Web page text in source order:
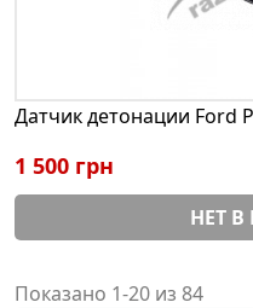
Датчик детонации Ford
1 500 грн
НЕТ
Показано 1-20 из 84